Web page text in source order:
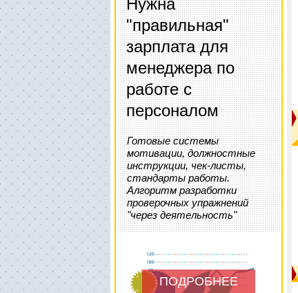
Нужна
"правильная"
зарплата для
менеджера по
работе с
персоналом
Готовые системы
мотивации, должностные
инструкции, чек-листы,
стандарты работы.
Алгоритм разработки
проверочных упражнений
"через деятельность"
ПОДРОБНЕЕ